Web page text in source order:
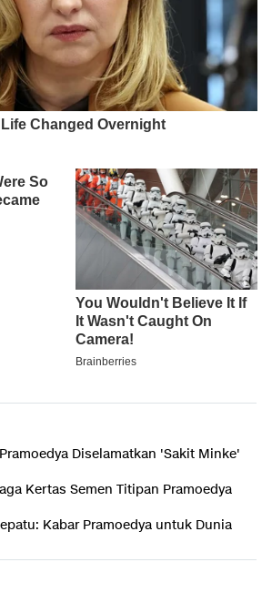
Diselamatkan 'Sakit Minke'
Kertas Semen Titipan Pramoedya
Kabar Pramoedya untuk Dunia